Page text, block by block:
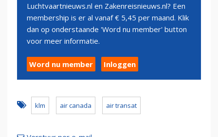
Luchtvaartnieuws.nl en Zakenreisnieuws.nl? Een
membership is er al vanaf € 5,45 per maand. Klik
dan op onderstaande 'Word nu member' button
voor meer informatie.
Word nu member Inloggen
klm air canada air transat